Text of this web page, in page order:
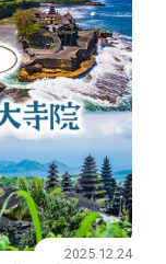
2025.12.24